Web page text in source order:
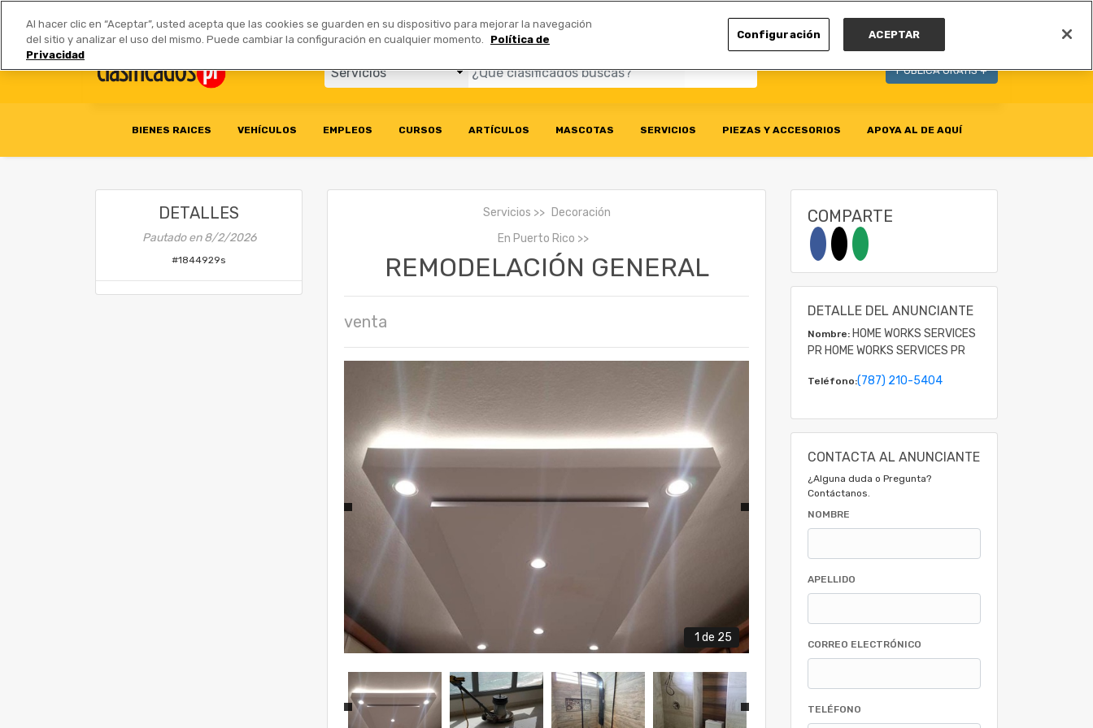
Anúnciate | Tarifas Socios Comerciales
PUBLICA GRATIS +
BIENES RAICES VEHÍCULOS EMPLEOS CURSOS ARTÍCULOS MASCOTAS SERVICIOS PIEZAS Y ACCESORIOS APOYA AL DE AQUÍ
DETALLES
Pautado en8/2/2026
#1844929s
Servicios
Decoración
En Puerto Rico
REMODELACIÓN GENERAL
venta
1 de 25
COMPARTE
DETALLE DEL ANUNCIANTE
Nombre: HOME WORKS SERVICES
PR HOME WORKS SERVICES PR
Teléfono:(787) 210-5404
CONTACTA AL ANUNCIANTE
¿Alguna duda o Pregunta?
Contáctanos.
NOMBRE
APELLIDO
CORREO ELECTRÓNICO
TELÉFONO
Al hacer clic en “Aceptar”, usted acepta que las cookies se guarden en su dispositivo para mejorar la navegación
del sitio y analizar el uso del mismo. Puede cambiar la configuración en cualquier momento.
Política de
Privacidad
Configuración ACEPTAR